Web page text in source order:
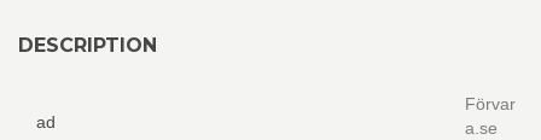
DESCRIPTION
ad
Förvar
a.se